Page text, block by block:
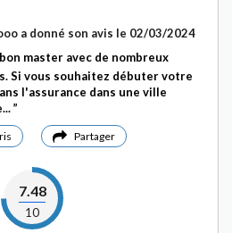
a donné son avis le 02/03/2024
master avec de nombreux
Si vous souhaitez débuter votre
l'assurance dans une ville
Partager
7.48
10